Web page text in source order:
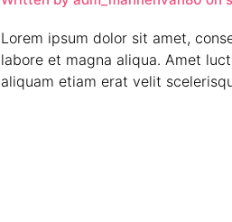
Lorem ipsum dolor sit amet,
labore et magna aliqua. Amet
aliquam etiam erat velit